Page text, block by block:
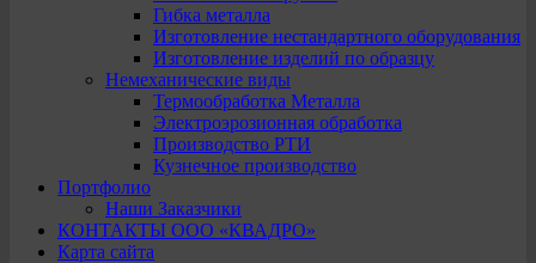
Гибка металла
Изготовление нестандартного оборудования
Изготовление изделий по образцу
Немеханические виды
Термообработка Металла
Электроэрозионная обработка
Производство РТИ
Кузнечное производство
Портфолио
Наши Заказчики
КОНТАКТЫ ООО «КВАДРО»
Карта сайта